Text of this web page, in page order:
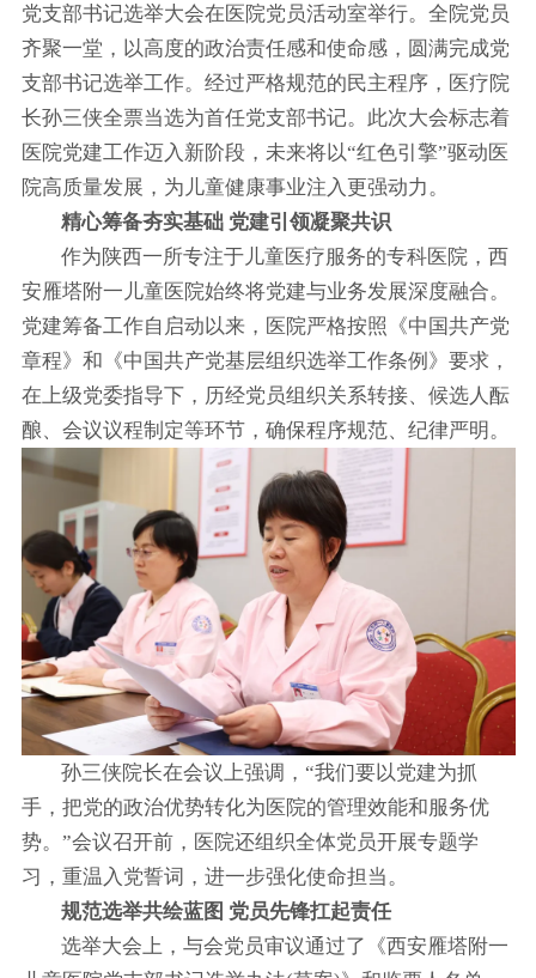
党支部书记选举大会在医院党员活动室举行。全院党员
齐聚一堂，以高度的政治责任感和使命感，圆满完成党
支部书记选举工作。经过严格规范的民主程序，医疗院
长孙三侠全票当选为首任党支部书记。此次大会标志着
医院党建工作迈入新阶段，未来将以“红色引擎”驱动医
院高质量发展，为儿童健康事业注入更强动力。
精心筹备夯实基础 党建引领凝聚共识
作为陕西一所专注于儿童医疗服务的专科医院，西
安雁塔附一儿童医院始终将党建与业务发展深度融合。
党建筹备工作自启动以来，医院严格按照《中国共产党
章程》和《中国共产党基层组织选举工作条例》要求，
在上级党委指导下，历经党员组织关系转接、候选人酝
酿、会议议程制定等环节，确保程序规范、纪律严明。
孙三侠院长在会议上强调，“我们要以党建为抓
手，把党的政治优势转化为医院的管理效能和服务优
势。”会议召开前，医院还组织全体党员开展专题学
习，重温入党誓词，进一步强化使命担当。
规范选举共绘蓝图 党员先锋扛起责任
选举大会上，与会党员审议通过了《西安雁塔附一